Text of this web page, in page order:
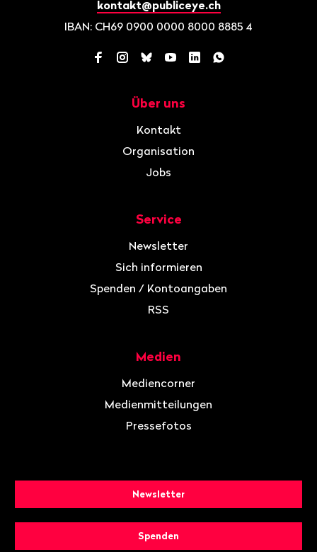
kontakt@publiceye.ch
IBAN: CH69 0900 0000 8000 8885 4
Facebook
Instagram
BlueskyYouTube
LinkedInWhatsApp
Über uns
Kontakt
Organisation
Jobs
Service
Newsletter
Sich informieren
Spenden / Kontoangaben
RSS
Medien
Mediencorner
Medienmitteilungen
Pressefotos
Newsletter
Spenden